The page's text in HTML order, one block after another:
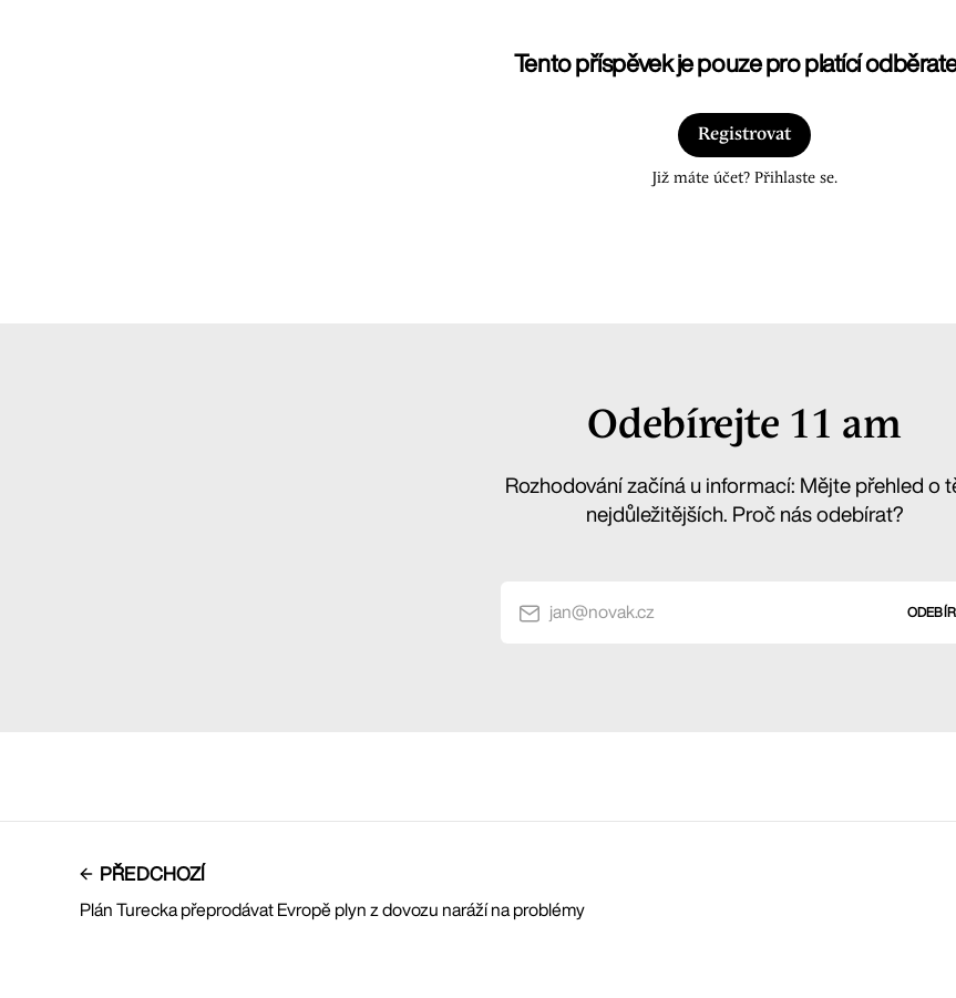
Tento příspěvek je pouze pro platící
Registrovat
Již máte účet? Přihlaste se.
Odebírejte 11 am
Rozhodování začíná u informací: Mějte přehled o
nejdůležitějších. Proč nás odebírat?
jan@novak.cz
PŘEDCHOZÍ
Plán Turecka přeprodávat Evropě plyn z dovozu naráží na problémy